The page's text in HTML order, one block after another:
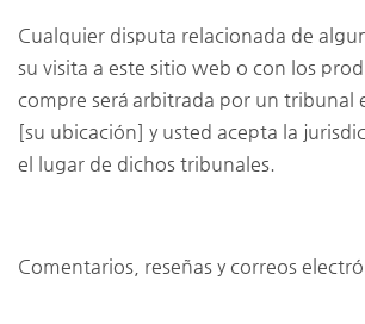
Cualquier disputa relacionada de
su visita a este sitio web o con los
compre será arbitrada por un tribunal
[su ubicación] y usted acepta la
el lugar de dichos tribunales.
Comentarios, reseñas y correos